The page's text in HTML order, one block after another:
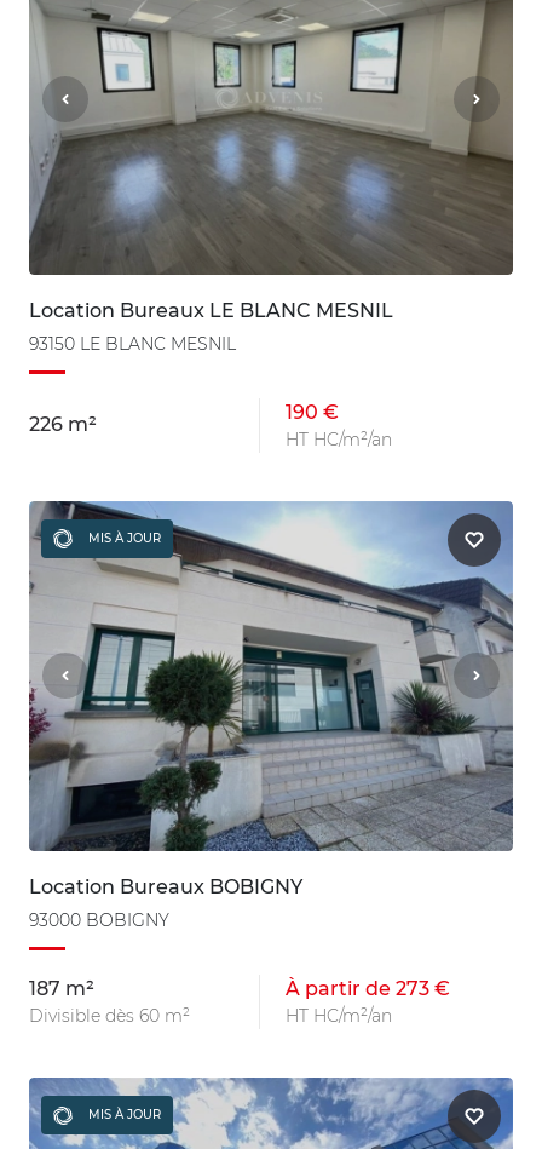
Location Bureaux LE BLANC MESNIL
93150 LE BLANC MESNIL
226 m²
190 €
HT HC/m²/an
MIS À JOUR
Location Bureaux BOBIGNY
93000 BOBIGNY
187 m²
Divisible dès 60 m²
À partir de 273 €
HT HC/m²/an
MIS À JOUR